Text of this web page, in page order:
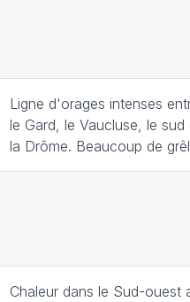
Ligne d'orages intenses
le Gard, le Vaucluse, le
la Drôme. Beaucoup de
Chaleur dans le Sud-ouest